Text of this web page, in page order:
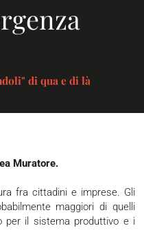
di qua e di là
Muratore.
fra cittadini e imprese. Gli
maggiori di quelli
per il sistema produttivo e i